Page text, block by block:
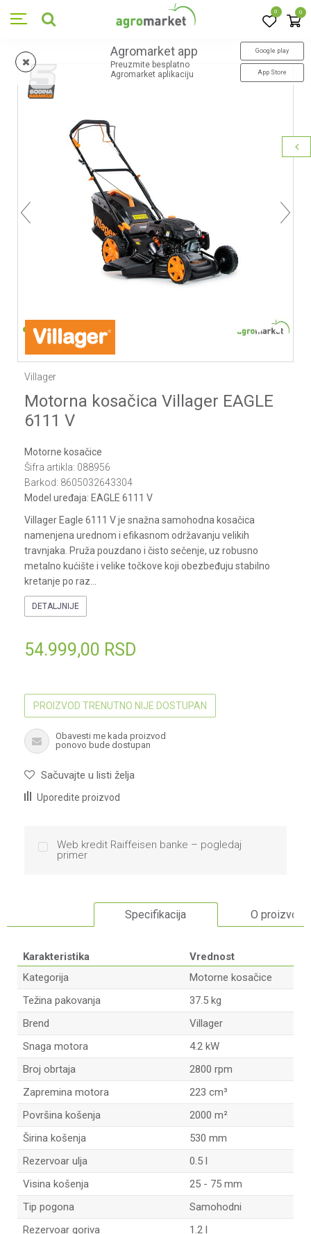
0 0
Agromarket app
Preuzmite besplatno
Agromarket aplikaciju
Google play
App Store
1 2 3 4 5 12 13 14
Villager
Motorna kosačica Villager EAGLE
6111 V
Motorne kosačice
Šifra artikla: 088956
Barkod: 8605032643304
Model uređaja: EAGLE 6111 V
Villager Eagle 6111 V je snažna samohodna kosačica
namenjena urednom i efikasnom održavanju velikih
travnjaka. Pruža pouzdano i čisto sečenje, uz robusno
metalno kućište i velike točkove koji obezbeđuju stabilno
kretanje po raz
DETALJNIJE
54.999,00 RSD
PROIZVOD TRENUTNO NIJE DOSTUPAN
Obavesti me kada proizvod
ponovo bude dostupan
Sačuvajte u listi želja
Uporedite proizvod
Web kredit Raiffeisen banke – pogledaj
primer
Specifikacija O proizvodu
Karakteristika
Vrednost
Kategorija
Motorne kosačice
Težina pakovanja
37.5 kg
Brend
Villager
Snaga motora
4.2 kW
Broj obrtaja
2800 rpm
Zapremina motora
223 cm³
Površina košenja
2000 m²
Širina košenja
530 mm
Rezervoar ulja
0.5 l
Visina košenja
25 - 75 mm
Tip pogona
Samohodni
Rezervoar goriva
1.2 l